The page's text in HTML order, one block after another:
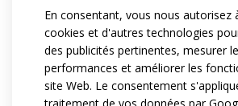
En consentant, vous nous autorisez
cookies et d'autres technologies
des publicités pertinentes, mesurer
performances et améliorer les
site Web. Le consentement
commencions la production ?*
Immédiatement
Dans les 3-6
Je n’ai pas encore d’idée
Would you like to tell us